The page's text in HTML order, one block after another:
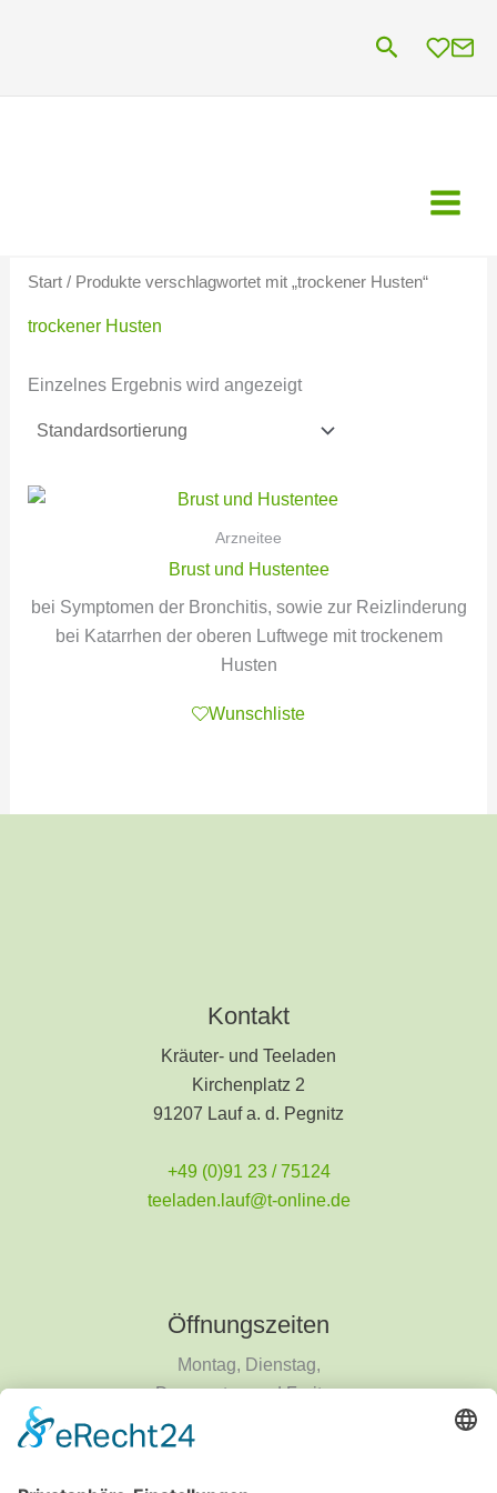
Suchen
Start/ Produkte verschlagwortet mit „trockener Husten“
trockener Husten
Einzelnes Ergebnis wird angezeigt
Arzneitee
Brust und Hustentee
bei Symptomen der Bronchitis, sowie zur Reizlinderung
bei Katarrhen der oberen Luftwege mit trockenem
Husten
Wunschliste
Kontakt
Kräuter- und Teeladen
Kirchenplatz 2
91207 Lauf a. d. Pegnitz
+49 (0)91 23 / 75124
teeladen.lauf@t-online.de
Öffnungszeiten
Montag, Dienstag,
Donnerstag und Freitag